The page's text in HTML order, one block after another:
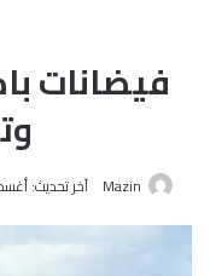
فيضانات
Mazin آخر تحديث: أغسطس